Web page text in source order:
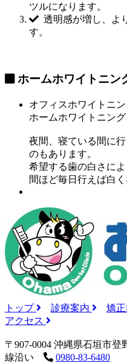
ツルになります。
透明感が増し、よ
す。
ホームホワイトニン
オフィスホワイトニ
ホームホワイトニング
夜間、寝ている間に
のもあります。
希望する歯の白さによ
間ほど毎日行えば白く
トップ 診療案内 矯
アクセス
〒907-0004 沖縄県石垣市
線沿い
0980-83-6480